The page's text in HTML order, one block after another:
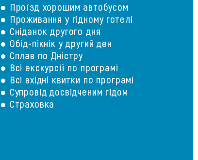
● Проїзд хорошим автобусом
● Проживання у гідному готелі
● Сніданок другого дня
● Обід-пікнік у другий ден
● Сплав по Дністру
● Всі екскурсії по програмі
● Всі вхідні квитки по програмі
● Супровід досвідченим гідом
● Страховка